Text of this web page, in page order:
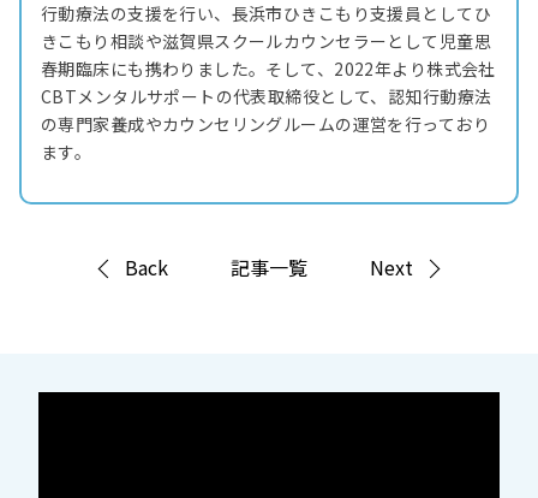
行動療法の支援を行い、長浜市ひきこもり支援員としてひ
きこもり相談や滋賀県スクールカウンセラーとして児童思
春期臨床にも携わりました。そして、2022年より株式会社
CBTメンタルサポートの代表取締役として、認知行動療法
の専門家養成やカウンセリングルームの運営を行っており
ます。
Back 記事一覧 Next